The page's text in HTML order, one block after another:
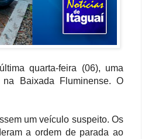
quarta-feira (06), uma
Baixada Fluminense. O
um veículo suspeito. Os
a ordem de parada ao